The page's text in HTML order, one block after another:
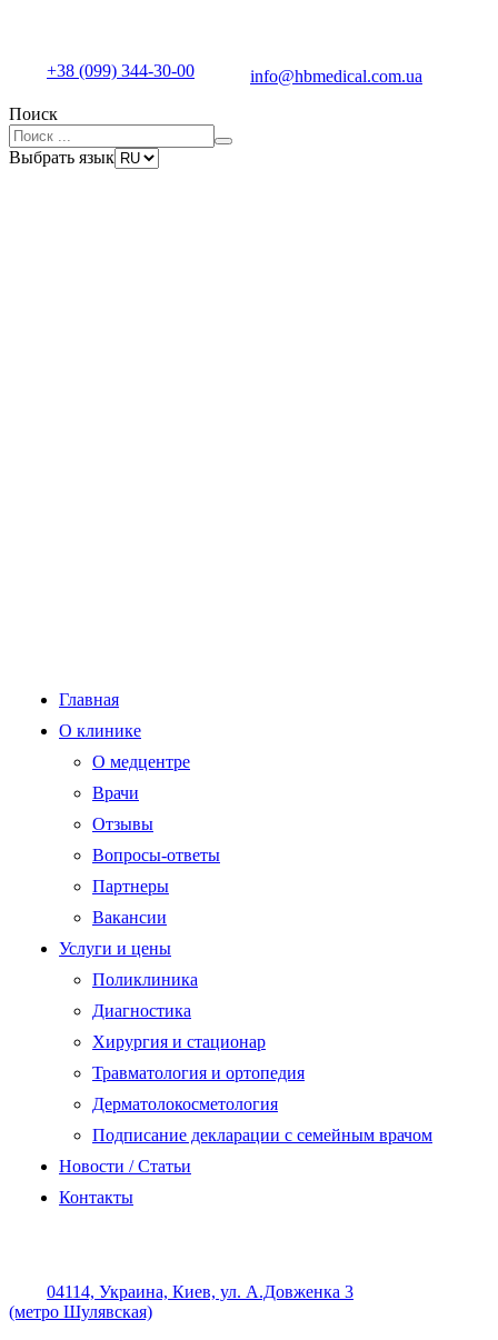
+38 (099) 344-30-00
info@hbmedical.com.ua
Поиск
Выбрать язык
Главная
О клинике
О медцентре
Врачи
Отзывы
Вопросы-ответы
Партнеры
Вакансии
Услуги и цены
Поликлиника
Диагностика
Хирургия и стационар
Травматология и ортопедия
Дерматолокосметология
Подписание декларации с семейным врачом
Новости / Статьи
Контакты
04114, Украина, Киев, ул. А.Довженка 3
(метро Шулявская)